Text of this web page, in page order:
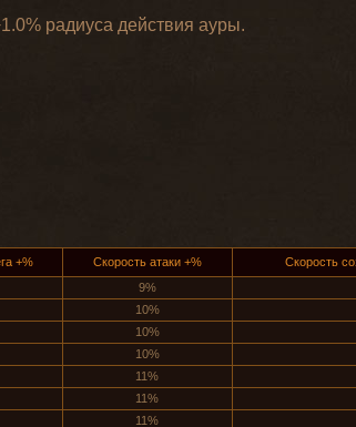
радиуса действия ауры.
+% Скорость атаки +% Скорость
9%
10%
10%
10%
11%
11%
11%